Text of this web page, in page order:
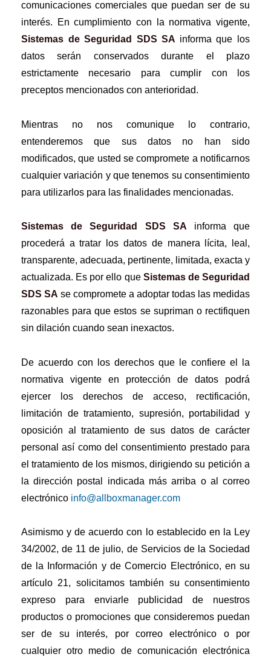
comunicaciones comerciales que puedan ser de su
interés. En cumplimiento con la normativa vigente,
Sistemas de Seguridad SDS SA informa que los
datos serán conservados durante el plazo
estrictamente necesario para cumplir con los
preceptos mencionados con anterioridad.
Mientras no nos comunique lo contrario,
entenderemos que sus datos no han sido
modificados, que usted se compromete a notificarnos
cualquier variación y que tenemos su consentimiento
para utilizarlos para las finalidades mencionadas.
Sistemas de Seguridad SDS SA informa que
procederá a tratar los datos de manera lícita, leal,
transparente, adecuada, pertinente, limitada, exacta y
actualizada. Es por ello que Sistemas de Seguridad
SDS SA se compromete a adoptar todas las medidas
razonables para que estos se supriman o rectifiquen
sin dilación cuando sean inexactos.
De acuerdo con los derechos que le confiere el la
normativa vigente en protección de datos podrá
ejercer los derechos de acceso, rectificación,
limitación de tratamiento, supresión, portabilidad y
oposición al tratamiento de sus datos de carácter
personal así como del consentimiento prestado para
el tratamiento de los mismos, dirigiendo su petición a
la dirección postal indicada más arriba o al correo
electrónico info@allboxmanager.com
Asimismo y de acuerdo con lo establecido en la Ley
34/2002, de 11 de julio, de Servicios de la Sociedad
de la Información y de Comercio Electrónico, en su
artículo 21, solicitamos también su consentimiento
expreso para enviarle publicidad de nuestros
productos o promociones que consideremos puedan
ser de su interés, por correo electrónico o por
cualquier otro medio de comunicación electrónica